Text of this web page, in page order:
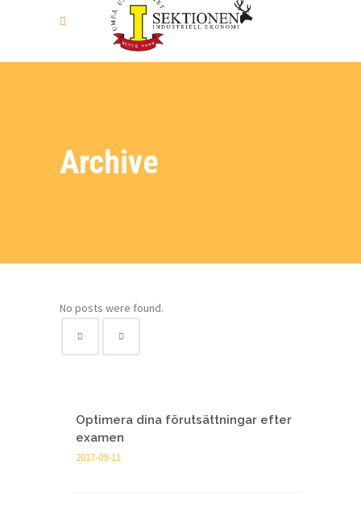
Archive
No posts were found.
Optimera dina förutsättningar efter
examen
2017-09-11